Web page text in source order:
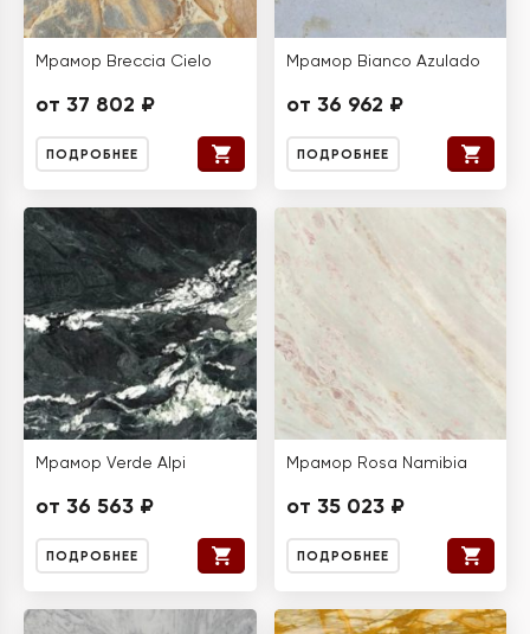
Мрамор Breccia Cielo
от 37 802 ₽
ПОДРОБНЕЕ
Мрамор Bianco Azulado
от 36 962 ₽
ПОДРОБНЕЕ
Мрамор Verde Alpi
от 36 563 ₽
ПОДРОБНЕЕ
Мрамор Rosa Namibia
от 35 023 ₽
ПОДРОБНЕЕ